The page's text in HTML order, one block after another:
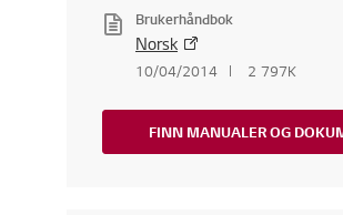
Brukerhåndbok
Norsk
10/04/2014 2 797K
FINN MANUALER OG